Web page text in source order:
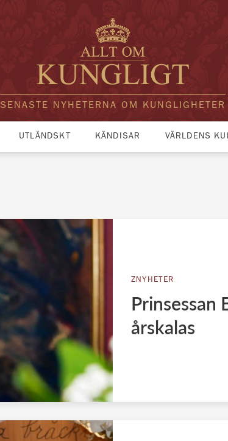
SENASTE NYHETERNA OM KUNGLIGHETER
UTLÄNDSKT KÄNDISAR VÄRLDENS
ZNYHETER
Prinsessan
årskalas